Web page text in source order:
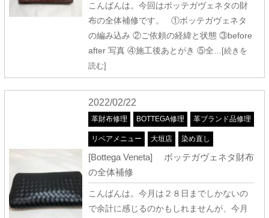
こんばんは。今回はボッテガヴェネタの財
布の全体補修です。 ①ボッテガヴェネタ
の編み込み ②ご依頼の経緯と状態 ③before
after 写真 ④施工後あとがき ⑤全…[続きを
読む]
2022/02/22
革財布修理 BOTTEGA修理 革ブランド品修理
リペアメニュー 大垣店 染め直し
[Bottega Veneta] ボッテガヴェネタ財布
の全体補修
こんばんは。今月は２８日までしかないの
で余計に感じるのかもしれませんが、今月